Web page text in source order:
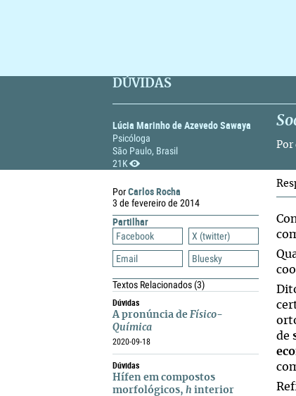
DÚVIDAS
Lúcia Marinho de Azevedo Sawaya
Psicóloga
São Paulo, Brasil
21K
Por
PorCarlos Rocha
3 de fevereiro de 2014
Partilhar
Facebook
X (twitter)
Email
Bluesky
Textos Relacionados(3)
Dúvidas
A pronúncia de Físico-
Química
2020-09-18
Dúvidas
Hífen em compostos
morfológicos, h interior
de